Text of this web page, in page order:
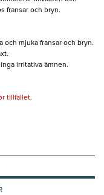
fransar och bryn.
och mjuka fransar och bryn.
irritativa ämnen.
tillfället.